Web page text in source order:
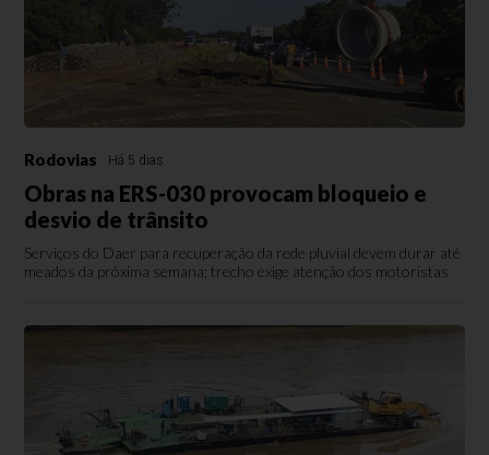
Rodovias Há 5 dias
Obras na ERS-030 provocam bloqueio e
desvio de trânsito
Serviços do Daer para recuperação da rede pluvial devem durar até
meados da próxima semana; trecho exige atenção dos motoristas